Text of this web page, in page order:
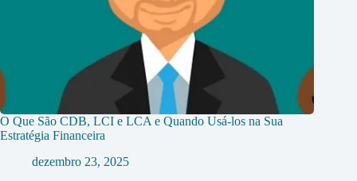
O Que São CDB, LCI e LCA e Quando Usá-los na Sua
Estratégia Financeira
dezembro 23, 2025